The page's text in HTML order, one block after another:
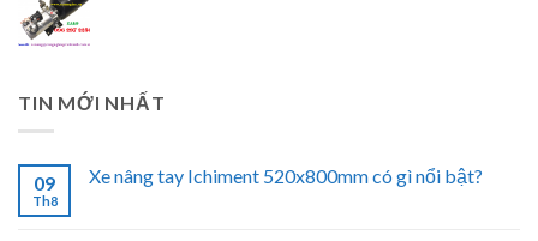
TIN MỚI NHẤT
09
Th8
Xe nâng tay Ichiment 520x800mm có gì nổi bật?